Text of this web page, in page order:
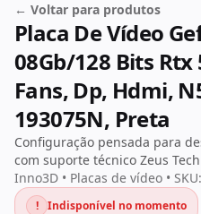
Placa de vídeo
Placa-mãe
SSD/HD
PC Gamer
← Voltar para produtos
Placa De Vídeo
08Gb/128 Bits Rtx
Fans, Dp, Hdmi,
193075N, Preta
Configuração pensada para
com suporte técnico Zeus
Inno3D • Placas de vídeo •
! Indisponível no momento